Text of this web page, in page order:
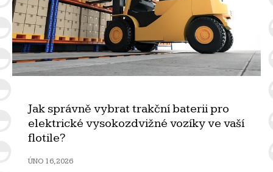
Jak správně vybrat trakční baterii pro
elektrické vysokozdvižné vozíky ve vaší
flotile?
ÚNO 16, 2026